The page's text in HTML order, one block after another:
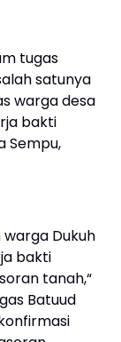
tugas
satunya
warga desa
bakti
Sempu,
Dukuh
bakti
tanah,“
Batuud